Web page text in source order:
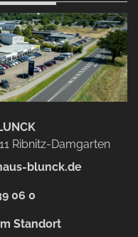
Ribnitz-Damgarten
blunck.de
06 0
Standort